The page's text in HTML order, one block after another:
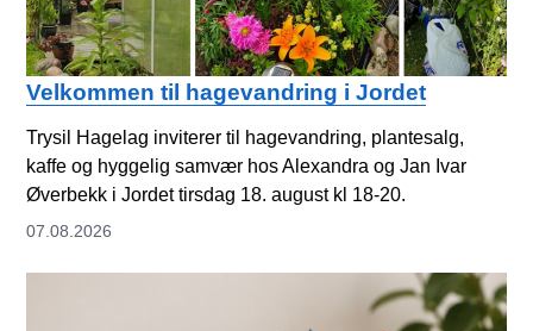
Velkommen til hagevandring i Jordet
Trysil Hagelag inviterer til hagevandring, plantesalg,
kaffe og hyggelig samvær hos Alexandra og Jan Ivar
Øverbekk i Jordet tirsdag 18. august kl 18-20.
07.08.2026